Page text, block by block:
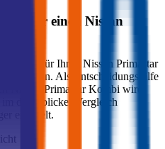
für einen Nissan
Sie für Ihren Nissan Primastar
ermitteln. Als Entscheidungshilfe
Primastar Kombi wird
im durchblicker Vergleich
ermittelt.